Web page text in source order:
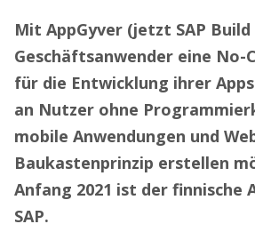
Mit AppGyver (jetzt SAP
Geschäftsanwender eine
für die Entwicklung ihrer
an Nutzer ohne
mobile Anwendungen und
Baukastenprinzip erstellen
Anfang 2021 ist der finnische
SAP.